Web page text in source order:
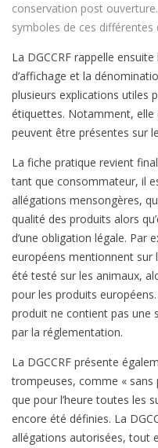
conservation post
symboles de ces différentes
La DGCCRF rappelle
d’affichage et la
plusieurs explications utiles
étiquettes. Notamment, elle
peuvent être présentes sur
La fiche pratique revient
tant que consommateur, il
allégations mensongères,
qualité des produits alors
d’une obligation légale. Par
européens mentionnent sur
été testé sur les animaux,
pour les produits
produit ne contient pas une
par la réglementation.
La DGCCRF présente
trompeuses, comme « sans
que pour l’heure toutes les
encore été définies. La
allégations autorisées, tout